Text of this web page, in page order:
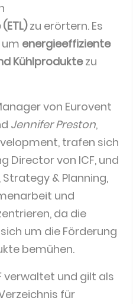
zu erörtern. Es
um energieeffiziente
Kühlproduktezu
von Eurovent
Jennifer Preston,
trafen sich
Director von ICF, und
Strategy & Planning,
und
da die
um die Förderung
bemühen.
verwaltet und gilt als
für